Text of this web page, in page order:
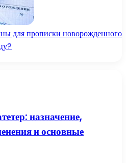
для прописки новорожденного
назначение,
и основные